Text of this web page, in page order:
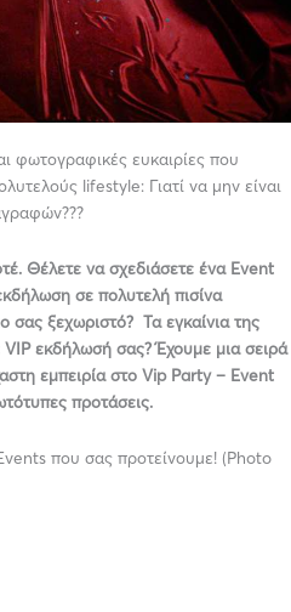
φωτογραφικές ευκαιρίες που
lifestyle: Γιατί να μην είναι
Θέλετε να σχεδιάσετε ένα Event
σε πολυτελή πισίνα
σας ξεχωριστό? Τα εγκαίνια της
εκδήλωσή σας? Έχουμε μια σειρά
εμπειρία στο Vip Party – Εvent
προτάσεις.
που σας προτείνουμε! (Photo